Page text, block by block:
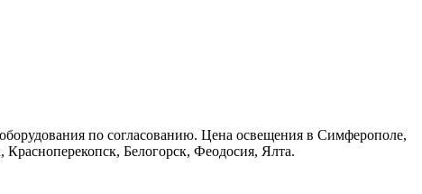
по согласованию. Цена освещения в Симферополе,
Белогорск, Феодосия, Ялта.